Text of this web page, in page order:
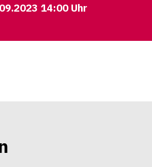
14:00 Uhr